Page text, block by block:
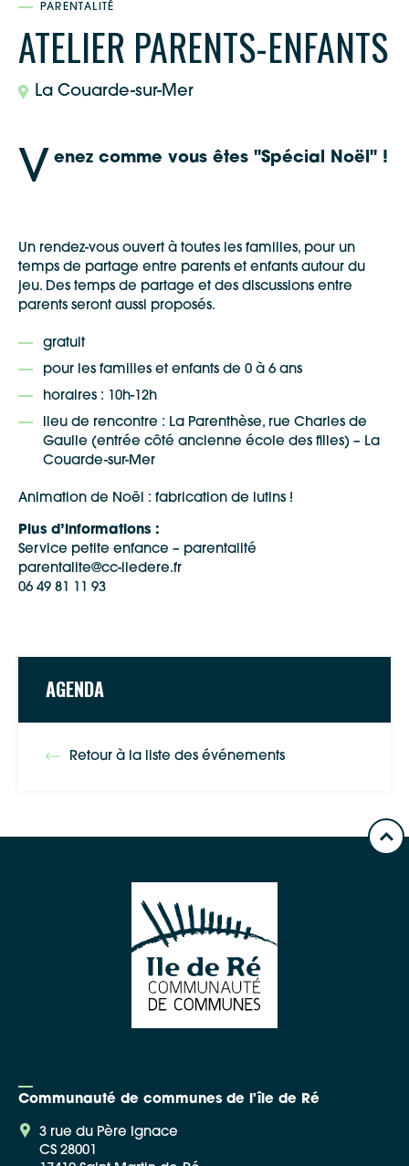
PARENTALITÉ
ATELIER PARENTS-ENFANTS
La Couarde-sur-Mer
AGENDA
Retour à la liste des événements
V enez comme vous êtes "Spécial Noël" !
Un rendez-vous ouvert à toutes les familles, pour un
temps de partage entre parents et enfants autour du
jeu. Des temps de partage et des discussions entre
parents seront aussi proposés.
gratuit
pour les familles et enfants de 0 à 6 ans
horaires : 10h-12h
lieu de rencontre : La Parenthèse, rue Charles de
Gaulle (entrée côté ancienne école des filles) – La
Couarde-sur-Mer
Animation de Noël : fabrication de lutins !
Plus d’informations :
Service petite enfance – parentalité
parentalite@cc-iledere.fr
06 49 81 11 93
Communauté de communes de l'île de Ré
3 rue du Père Ignace
CS 28001
Google Maps
Apple Plans